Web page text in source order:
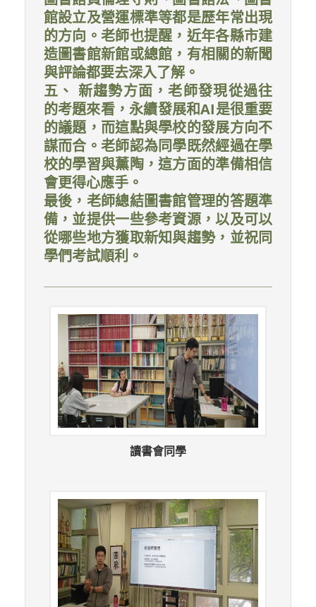
館設立及營運標準等都是歷年常出現
的方向。老師也提醒，近年各縣市建
造圖書館新館或總館，有相關的新聞
與評論都要去深入了解。
五、 新趨勢方面，老師發現從過往
的考題來看，永續發展和AI是很重要
的議題，而這點與學校的發展方向不
謀而合。老師認為同學既然經過在學
校的學習與薰陶，這方面的準備相信
會更得心應手。
最後，老師總結圖書館管理的答題準
備，並提供一些參考資源，以及可以
從哪些地方獲取新知與趨勢，並祝同
學們考試順利。
讀書會同學